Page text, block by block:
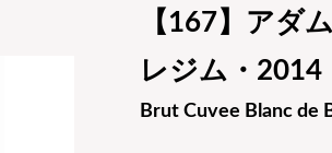
【167】アダ
レジム・2014
Brut Cuvee Blanc de